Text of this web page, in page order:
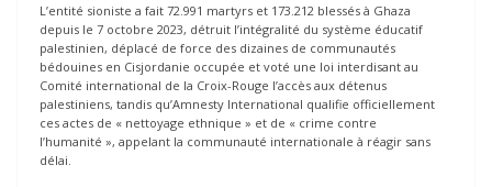
L’entité sioniste a fait 72.991 martyrs et 173.212 blessés à Ghaza
depuis le 7 octobre 2023, détruit l’intégralité du système éducatif
palestinien, déplacé de force des dizaines de communautés
bédouines en Cisjordanie occupée et voté une loi interdisant au
Comité international de la Croix-Rouge l’accès aux détenus
palestiniens, tandis qu’Amnesty International qualifie officiellement
ces actes de « nettoyage ethnique » et de « crime contre
l’humanité », appelant la communauté internationale à réagir sans
délai.